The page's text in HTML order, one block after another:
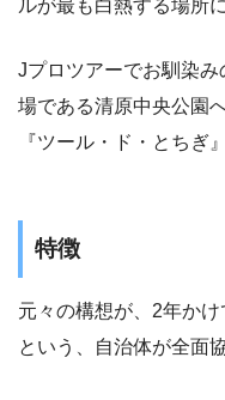
ルが最も白熱する場所
Jプロツアーでお馴染
場である清原中央公園
『ツール・ド・とちぎ
特徴
元々の構想が、2年か
という、自治体が全面